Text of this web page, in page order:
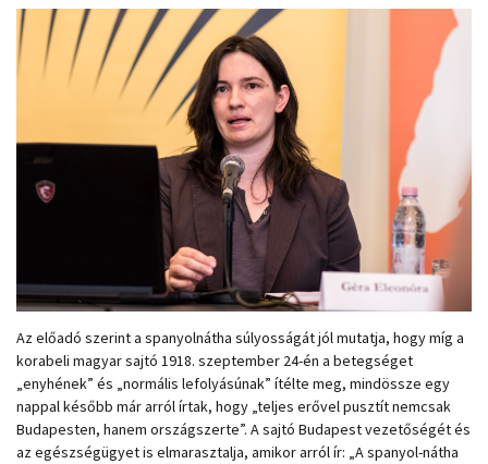
Az előadó szerint a spanyolnátha súlyosságát jól mutatja, hogy míg a
korabeli magyar sajtó 1918. szeptember 24-én a betegséget
„enyhének” és „normális lefolyásúnak” ítélte meg, mindössze egy
nappal később már arról írtak, hogy „teljes erővel pusztít nemcsak
Budapesten, hanem országszerte”. A sajtó Budapest vezetőségét és
az egészségügyet is elmarasztalja, amikor arról ír: „A spanyol-nátha